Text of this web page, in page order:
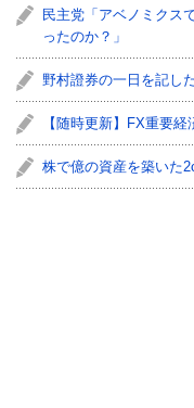
民主党「アベノミクス
ったのか？」
野村證券の一日を記し
【随時更新】FX重要
株で億の資産を築いた